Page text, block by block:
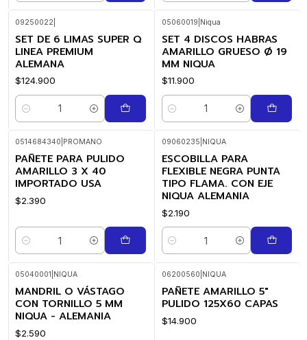
09250022
SET DE 6 LIMAS SUPER Q
LINEA PREMIUM
ALEMANA
$124.900
Cantidad
05060019 Niqua
SET 4 DISCOS HABRAS
AMARILLO GRUESO Ø 19
MM NIQUA
$11.900
Cantidad
0514684340 PROMANO
PAÑETE PARA PULIDO
AMARILLO 3 X 40
IMPORTADO USA
$2.390
Cantidad
09060235 NIQUA
ESCOBILLA PARA
FLEXIBLE NEGRA PUNTA
TIPO FLAMA. CON EJE
NIQUA ALEMANIA
$2.190
Cantidad
05040001 NIQUA
MANDRIL O VÁSTAGO
CON TORNILLO 5 MM
NIQUA - ALEMANIA
$2.590
06200560 NIQUA
PAÑETE AMARILLO 5"
PULIDO 125X60 CAPAS
$14.900